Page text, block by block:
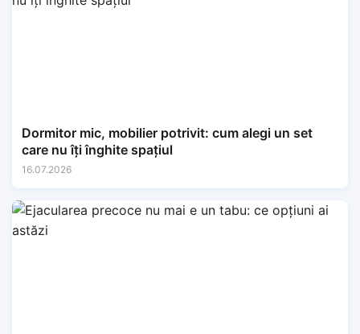
Dormitor mic, mobilier potrivit: cum alegi un set
care nu îți înghite spațiul
16.07.2026